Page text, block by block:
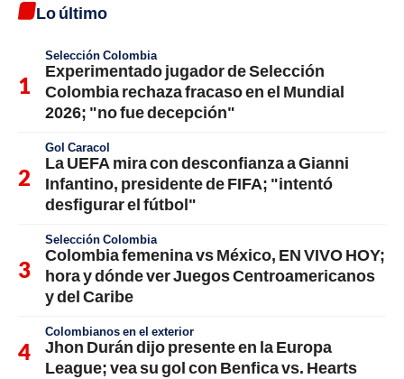
Lo último
Selección Colombia
Experimentado jugador de Selección
Colombia rechaza fracaso en el Mundial
2026; "no fue decepción"
Gol Caracol
La UEFA mira con desconfianza a Gianni
Infantino, presidente de FIFA; "intentó
desfigurar el fútbol"
Selección Colombia
Colombia femenina vs México, EN VIVO HOY;
hora y dónde ver Juegos Centroamericanos
y del Caribe
Colombianos en el exterior
Jhon Durán dijo presente en la Europa
League; vea su gol con Benfica vs. Hearts